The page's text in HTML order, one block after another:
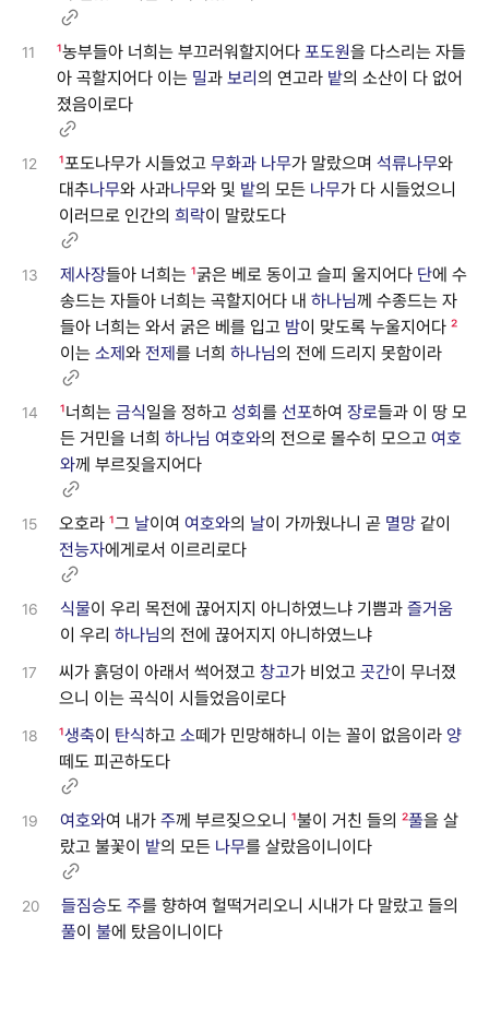
11 ¹농부들아 너희는 부끄러워할지어다 포도원을 다스리는 자들
아 곡할지어다 이는 밀과 보리의 연고라 밭의 소산이 다 없어
졌음이로다
12 ¹포도나무가 시들었고 무화과 나무가 말랐으며 석류나무와
대추나무와 사과나무와 및 밭의 모든 나무가 다 시들었으니
이러므로 인간의 희락이 말랐도다
13 제사장들아 너희는 ¹굵은 베로 동이고 슬피 울지어다 단에 수
송드는 자들아 너희는 곡할지어다 내 하나님께 수종드는 자
들아 너희는 와서 굵은 베를 입고 밤이 맞도록 누울지어다 ²
이는 소제와 전제를 너희 하나님의 전에 드리지 못함이라
14 ¹너희는 금식일을 정하고 성회를 선포하여 장로들과 이 땅 모
든 거민을 너희 하나님 여호와의 전으로 몰수히 모으고 여호
와께 부르짖을지어다
15 오호라 ¹그 날이여 여호와의 날이 가까웠나니 곧 멸망 같이
전능자에게로서 이르리로다
16 식물이 우리 목전에 끊어지지 아니하였느냐 기쁨과 즐거움
이 우리 하나님의 전에 끊어지지 아니하였느냐
17 씨가 흙덩이 아래서 썩어졌고 창고가 비었고 곳간이 무너졌
으니 이는 곡식이 시들었음이로다
18 ¹생축이 탄식하고 소떼가 민망해하니 이는 꼴이 없음이라 양
떼도 피곤하도다
19 여호와여 내가 주께 부르짖으오니 ¹불이 거친 들의 ²풀을 살
랐고 불꽃이 밭의 모든 나무를 살랐음이니이다
20 들짐승도 주를 향하여 헐떡거리오니 시내가 다 말랐고 들의
풀이 불에 탔음이니이다